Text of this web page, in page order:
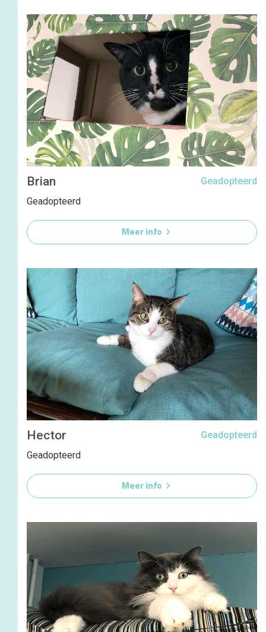
Brian
Geadopteerd
Geadopteerd
Meer info 
Hector
Geadopteerd
Geadopteerd
Meer info 